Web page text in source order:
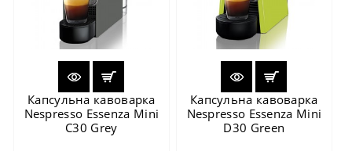
Капсульна кавоварка
Nespresso Essenza Mini
C30 Grey
Капсульна кавоварка
Nespresso Essenza Mini
D30 Green